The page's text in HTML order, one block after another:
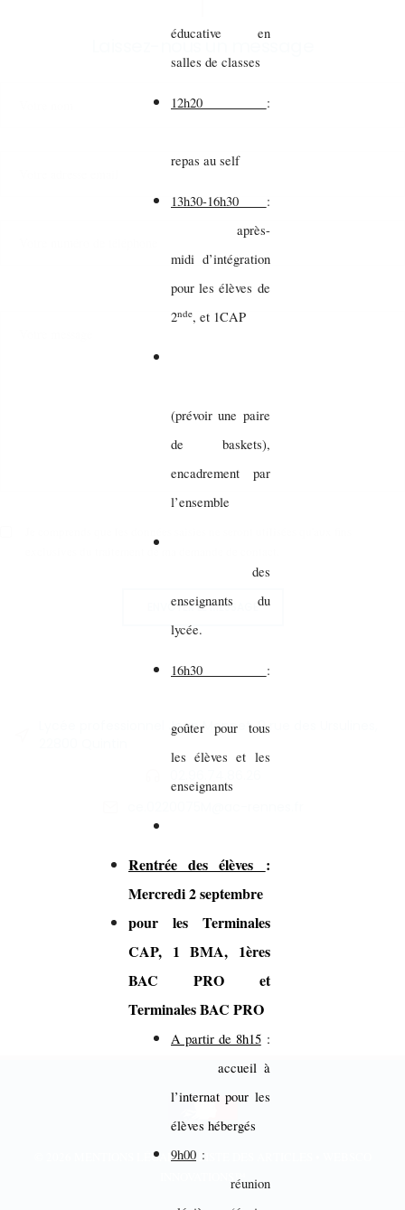
éducative en
salles de classes
12h20 :
repas au self
13h30-16h30 :
après-
midi d’intégration
pour les élèves de
2nde, et 1CAP
(prévoir une paire
de baskets),
encadrement par
l’ensemble
des
enseignants du
lycée.
16h30 :
goûter pour tous
les élèves et les
enseignants
Rentrée des élèves :
Mercredi 2 septembre
pour les Terminales
CAP, 1 BMA, 1ères
BAC PRO et
Terminales BAC PRO
A partir de 8h15:
accueil à
l’internat pour les
élèves hébergés
9h00 :
réunion
Laissez-nous un message
ENVOYER LE MESSAGE
Lycée professionnel Jean Monnet, 9 rue des Ursulines,
MENTIONS LÉGALES• LISTE DES ARTICLES
INNOVATIONS™